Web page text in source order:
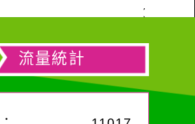
流量統計